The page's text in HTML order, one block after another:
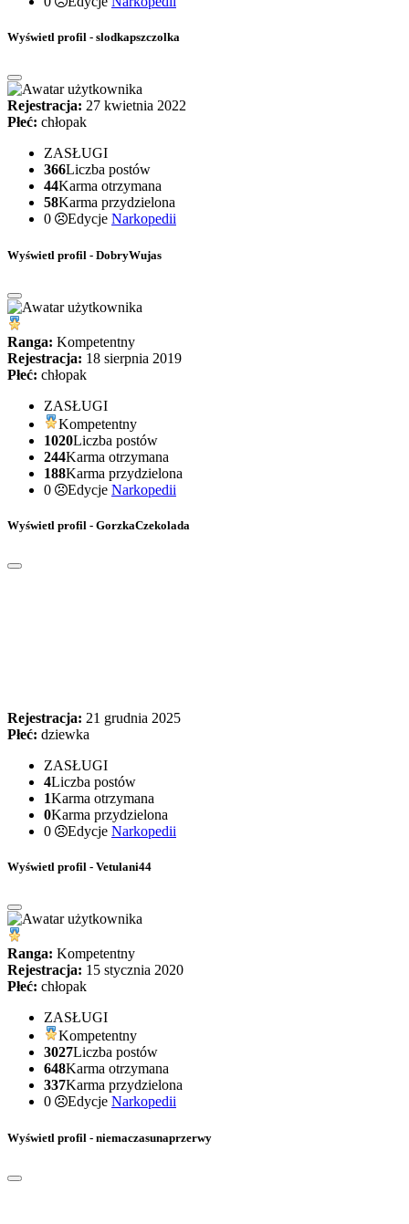
Wyświetl profil - slodkapszczolka
Rejestracja: 27 kwietnia 2022
Płeć: chłopak
ZASŁUGI
366Liczba postów
44Karma otrzymana
58Karma przydzielona
0
Edycje Narkopedii
Wyświetl profil - DobryWujas
Ranga: Kompetentny
Rejestracja: 18 sierpnia 2019
Płeć: chłopak
ZASŁUGI
Kompetentny
1020Liczba postów
244Karma otrzymana
188Karma przydzielona
0
Edycje Narkopedii
Wyświetl profil - GorzkaCzekolada
Rejestracja: 21 grudnia 2025
Płeć: dziewka
ZASŁUGI
4Liczba postów
1Karma otrzymana
0Karma przydzielona
0
Edycje Narkopedii
Wyświetl profil - Vetulani44
Ranga: Kompetentny
Rejestracja: 15 stycznia 2020
Płeć: chłopak
ZASŁUGI
Kompetentny
3027Liczba postów
648Karma otrzymana
337Karma przydzielona
0
Edycje Narkopedii
Wyświetl profil - niemaczasunaprzerwy